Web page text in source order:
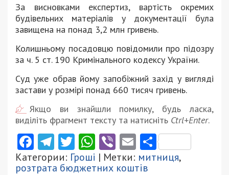
За висновками експертиз, вартість окремих
будівельних матеріалів у документації була
завищена на понад 3,2 млн гривень.
Колишньому посадовцю повідомили про підозру
за ч. 5 ст. 190 Кримінального кодексу України.
Суд уже обрав йому запобіжний захід у вигляді
застави у розмірі понад 660 тисяч гривень.
Якщо ви знайшли помилку, будь ласка,
виділіть фрагмент тексту та натисніть Ctrl+Enter.
Facebook
Telegram
Twitter
WhatsApp
ViberEmail
Категории: Гроші | Метки: митниця,
розтрата бюджетних коштів